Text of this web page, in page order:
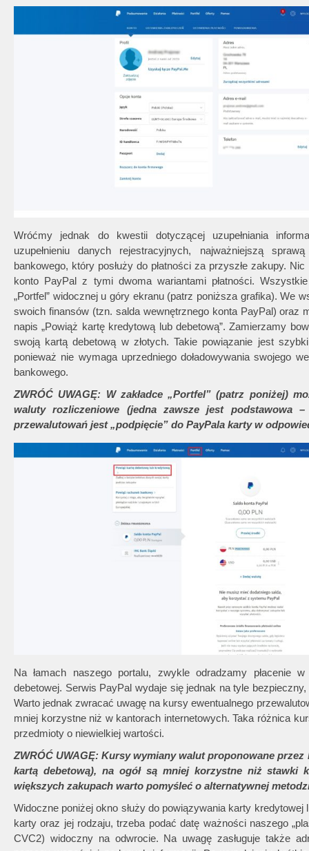
Wróćmy jednak do kwestii dotyczącej uzupełniania
uzupełnieniu danych rejestracyjnych, najważniejszą
bankowego, który posłuży do płatności za przyszłe zakupy.
konto PayPal z tymi dwoma wariantami płatności.
„Portfel” widocznej u góry ekranu (patrz poniższa grafika). We
swoich finansów (tzn. salda wewnętrznego konta PayPal) oraz
napis „Powiąż kartę kredytową lub debetową”. Zamierzamy
swoją kartą debetową w złotych. Takie powiązanie jest
ponieważ nie wymaga uprzedniego doładowywania swojego
bankowego.
ZWRÓĆ UWAGĘ: W zakładce „Portfel” (patrz poniżej)
waluty rozliczeniowe (jedna zawsze jest podstawowa
przewalutowań jest „podpięcie” do PayPala karty w
Na łamach naszego portalu, zwykle odradzamy płacenie
debetowej. Serwis PayPal wydaje się jednak na tyle
Warto jednak zwracać uwagę na kursy ewentualnego
mniej korzystne niż w kantorach internetowych. Taka różnica
przedmioty o niewielkiej wartości.
ZWRÓĆ UWAGĘ: Kursy wymiany walut proponowane
kartą debetową), na ogół są mniej korzystne niż stawki
większych zakupach warto pomyśleć o alternatywnej
Widoczne poniżej okno służy do powiązywania karty
karty oraz jej rodzaju, trzeba podać datę ważności naszego
CVC2) widoczny na odwrocie. Na uwagę zasługuje także